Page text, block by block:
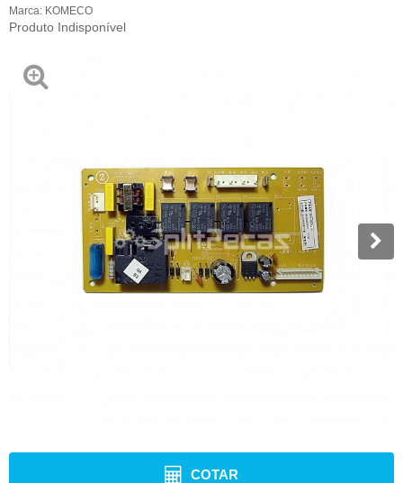
Marca: KOMECO
Produto Indisponível
COTAR